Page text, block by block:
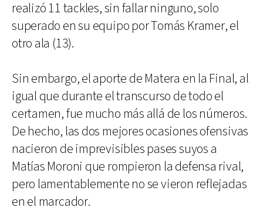
realizó 11 tackles, sin fallar ninguno, solo
superado en su equipo por Tomás Kramer, el
otro ala (13).
Sin embargo, el aporte de Matera en la Final, al
igual que durante el transcurso de todo el
certamen, fue mucho más allá de los números.
De hecho, las dos mejores ocasiones ofensivas
nacieron de imprevisibles pases suyos a
Matías Moroni que rompieron la defensa rival,
pero lamentablemente no se vieron reflejadas
en el marcador.